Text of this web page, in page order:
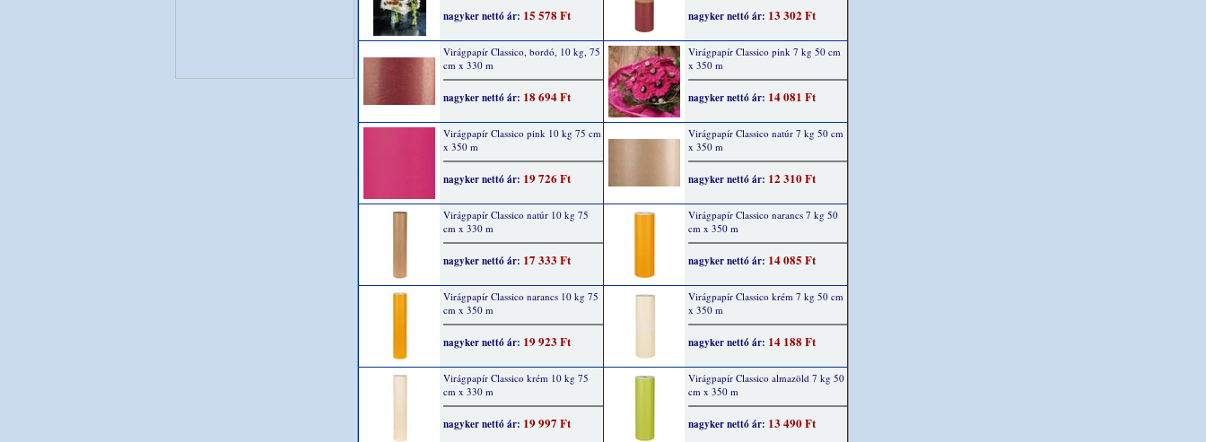
nagyker nettó ár: 15 578 Ft nagyker nettó ár: 13 302 Ft
Virágpapír Classico, bordó, 10 kg, 75
cm x 330 m
nagyker nettó ár: 18 694 Ft
Virágpapír Classico pink 7 kg 50 cm
x 350 m
nagyker nettó ár: 14 081 Ft
Virágpapír Classico pink 10 kg 75 cm
x 350 m
nagyker nettó ár: 19 726 Ft
Virágpapír Classico natúr 7 kg 50 cm
x 350 m
nagyker nettó ár: 12 310 Ft
Virágpapír Classico natúr 10 kg 75
cm x 330 m
nagyker nettó ár: 17 333 Ft
Virágpapír Classico narancs 7 kg 50
cm x 350 m
nagyker nettó ár: 14 085 Ft
Virágpapír Classico narancs 10 kg 75
cm x 350 m
nagyker nettó ár: 19 923 Ft
Virágpapír Classico krém 7 kg 50 cm
x 350 m
nagyker nettó ár: 14 188 Ft
Virágpapír Classico krém 10 kg 75
cm x 330 m
nagyker nettó ár: 19 997 Ft
Virágpapír Classico almazöld 7 kg 50
cm x 350 m
nagyker nettó ár: 13 490 Ft